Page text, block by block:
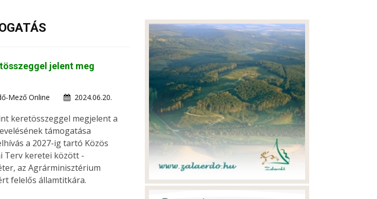
jelent meg
Mező Online 2024.06.20.
keretösszeggel megjelent a
támogatása
a 2027-ig tartó Közös
Terv keretei között -
az Agrárminisztérium
felelős államtitkára.